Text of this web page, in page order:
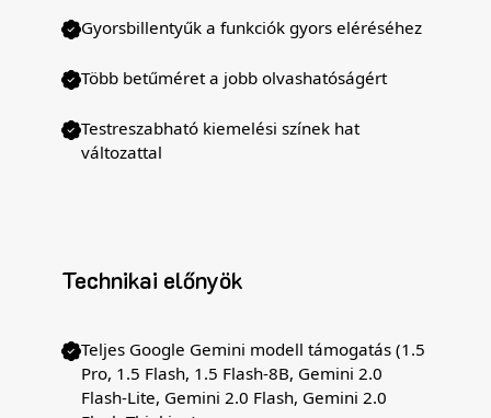
Gyorsbillentyűk a funkciók gyors eléréséhez
Több betűméret a jobb olvashatóságért
Testreszabható kiemelési színek hat
változattal
Technikai előnyök
Teljes Google Gemini modell támogatás (1.5
Pro, 1.5 Flash, 1.5 Flash-8B, Gemini 2.0
Flash-Lite, Gemini 2.0 Flash, Gemini 2.0